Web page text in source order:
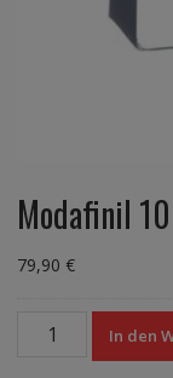
Modafinil
79,90 €
Modafinil
100mg
In den